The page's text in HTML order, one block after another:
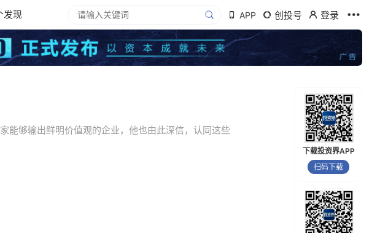
发现 APP 创投号 登录
能够输出鲜明价值观的企业，他也由此深信，认同这些
下载投资界APP
扫码下载